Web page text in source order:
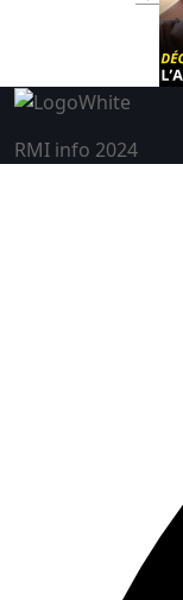
RMI info 2024